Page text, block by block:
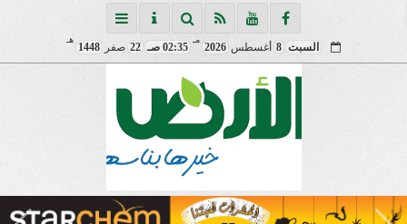
السبت 8 أغسطس 2026
مـ
02:35 صـ 22 صفر 1448
هـ